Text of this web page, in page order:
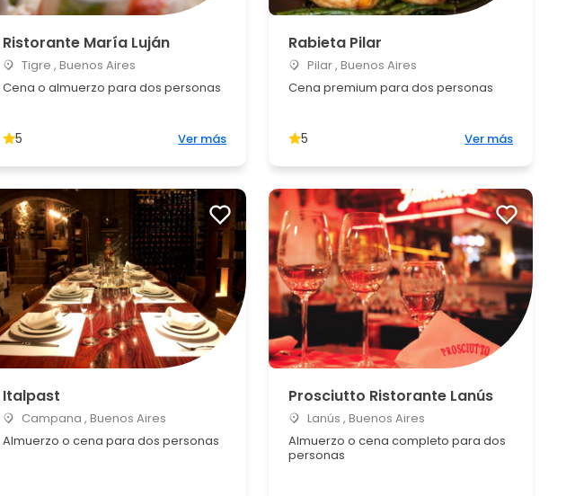
Ristorante María Luján
Tigre , Buenos Aires
Cena o almuerzo para dos personas
5 Ver más
Rabieta Pilar
Pilar , Buenos Aires
Cena premium para dos personas
5 Ver más
Italpast
Campana , Buenos Aires
Almuerzo o cena para dos personas
Prosciutto Ristorante Lanús
Lanús , Buenos Aires
Almuerzo o cena completo para dos
personas